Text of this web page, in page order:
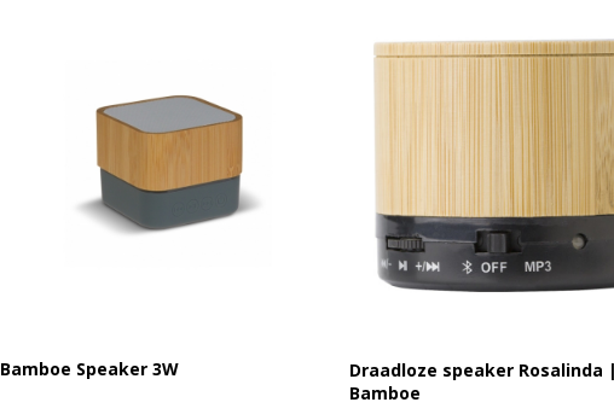
Bamboe Speaker 3W
Draadloze speaker Rosalinda
Bamboe